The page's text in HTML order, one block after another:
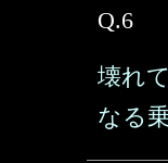
Q.6
壊れ
なる